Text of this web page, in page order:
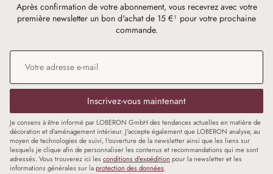
Après confirmation de votre abonnement, vous recevrez avec votre
première newsletter un bon d'achat de 15 €¹ pour votre prochaine
commande.
Adresse e-mail
Inscrivez-vous maintenant
Je consens à être informé par LOBERON GmbH des tendances actuelles en matière de
décoration et d'aménagement intérieur. J'accepte également que LOBERON analyse, au
moyen de technologies de suivi, l'ouverture de la newsletter ainsi que les liens sur
lesquels je clique afin de personnaliser les contenus et recommandations qui me sont
adressés. Vous trouverez ici les conditions d'expédition pour la newsletter et les
informations générales sur laprotection des données.